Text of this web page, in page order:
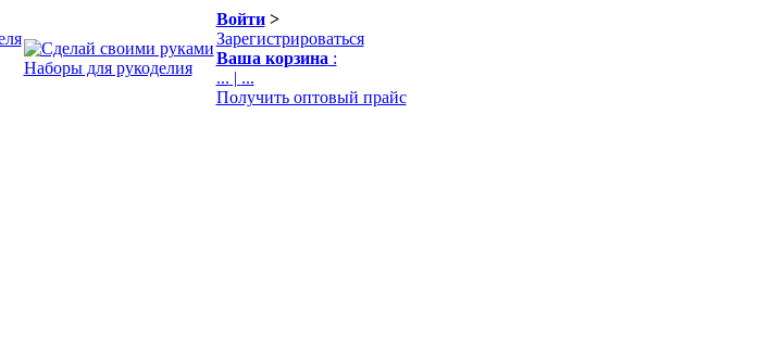
Наборы для рукоделия
Войти>
Зарегистрироваться
Ваша корзина :
... | ...
Получить оптовый прайс